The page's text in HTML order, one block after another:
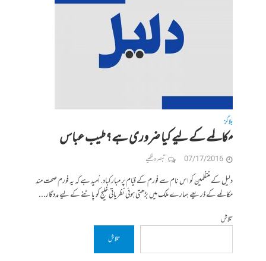
بلاگز
مکالمے کے لیے کیا ضروری ہے؟ طیب عباس
07/17/2016 تبصرہ لکھیے
دلیل کے منتظمین کو اس نام سے فورم کے قیام پر مبارکباد. اُمید ہے کہ یہ فورم صحت مند
مکالمے کے ذریعے ہمارے ملک میں بڑھتی ہوئی نظریاتی خلیج کو پاٹنے کے لیے مددگار...
تلاش
تلاش